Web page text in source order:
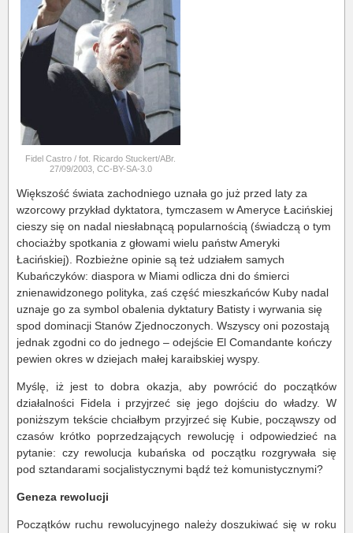
Fidel Castro / fot. Ricardo Stuckert/ABr.
27/09/2003, CC-BY-SA-3.0
Większość świata zachodniego uznała go już przed laty za
wzorcowy przykład dyktatora, tymczasem w Ameryce Łacińskiej
cieszy się on nadal niesłabnącą popularnością (świadczą o tym
chociażby spotkania z głowami wielu państw Ameryki
Łacińskiej). Rozbieżne opinie są też udziałem samych
Kubańczyków: diaspora w Miami odlicza dni do śmierci
znienawidzonego polityka, zaś część mieszkańców Kuby nadal
uznaje go za symbol obalenia dyktatury Batisty i wyrwania się
spod dominacji Stanów Zjednoczonych. Wszyscy oni pozostają
jednak zgodni co do jednego – odejście El Comandante kończy
pewien okres w dziejach małej karaibskiej wyspy.
Myślę, iż jest to dobra okazja, aby powrócić do początków
działalności Fidela i przyjrzeć się jego dojściu do władzy. W
poniższym tekście chciałbym przyjrzeć się Kubie, począwszy od
czasów krótko poprzedzających rewolucję i odpowiedzieć na
pytanie: czy rewolucja kubańska od początku rozgrywała się
pod sztandarami socjalistycznymi bądź też komunistycznymi?
Geneza rewolucji
Początków ruchu rewolucyjnego należy doszukiwać się w roku